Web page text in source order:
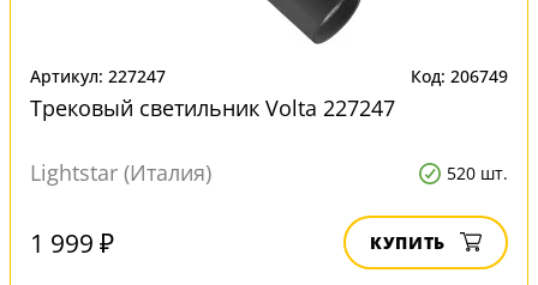
Артикул: 227247 Код: 206749
Трековый светильник Volta 227247
Lightstar (Италия) 520 шт.
1 999 ₽ КУПИТЬ